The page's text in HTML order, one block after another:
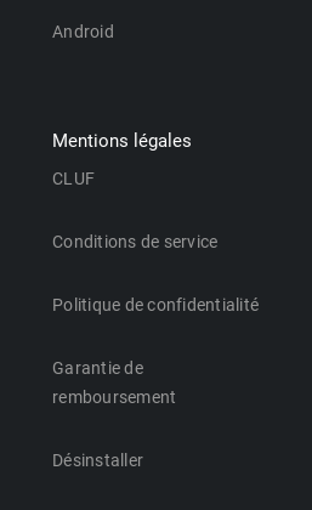
Android
Mentions légales
CLUF
Conditions de service
Politique de confidentialité
Garantie de
remboursement
Désinstaller